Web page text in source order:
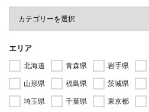
エリア
北海道 青森県 岩手県
山形県
福島県 茨城県
埼玉県
千葉県 東京都